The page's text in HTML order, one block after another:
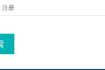
注册